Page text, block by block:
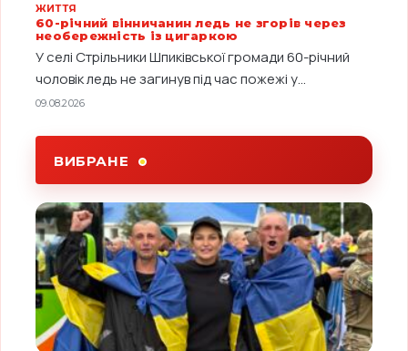
ЖИТТЯ
60-річний вінничанин ледь не згорів через
необережність із цигаркою
У селі Стрільники Шпиківської громади 60-річний
чоловік ледь не загинув під час пожежі у...
09.08.2026
ВИБРАНЕ